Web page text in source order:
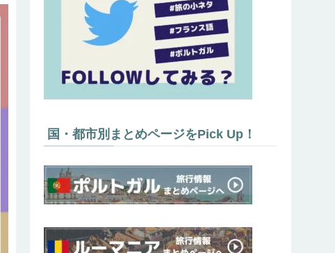
国・都市別まとめページをPick Up！